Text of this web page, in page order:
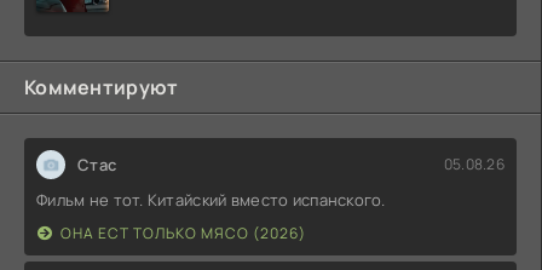
Комментируют
Стас 05.08.26
Фильм не тот. Китайский вместо испанского.
ОНА ЕСТ ТОЛЬКО МЯСО (2026)